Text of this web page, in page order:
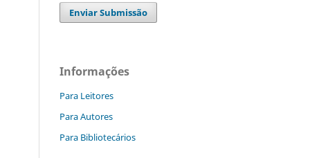
Enviar Submissão
Informações
Para Leitores
Para Autores
Para Bibliotecários